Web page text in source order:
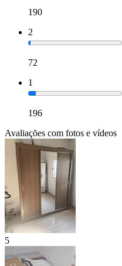
190
2
72
1
196
Avaliações com fotos e vídeos
5